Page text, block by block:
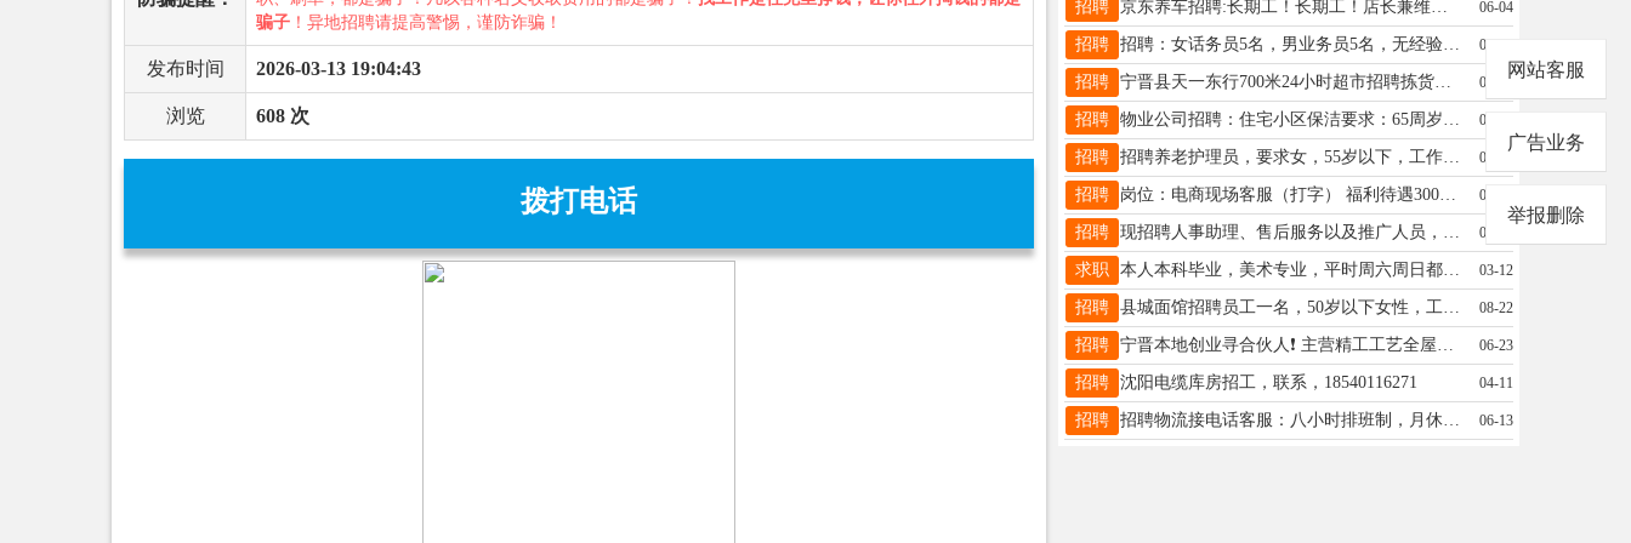
骗子 ！异地招聘请提高警惕，谨防诈骗！
发布时间 2026-03-13 19:04:43
浏览 608 次
拨打电话
招聘 京东养车招聘:长期工！长期工！店长兼维修大工1人，要求10年以上工作经验；中工2人，学徒工2人，洗美技师2人；前台1人，要求女性，沟通力能强，40岁以下。有经验者优先。联系电话:19131101519（微信同号） 06-04
招聘 招聘：女话务员5名，男业务员5名，无经验要求，月薪3500起，地点：放大科技园，电话：13103390539 03-27
招聘 宁晋县天一东行700米24小时超市招聘拣货员1名工作9个半小时有夜班经验者优先录用！每月2500公休2天18-40岁之间仅限女士长期工有责任心！不招三天两头经常请假的、临时工勿扰！ 15732976007 18231999773 01-03
招聘 物业公司招聘：住宅小区保洁要求：65周岁以内。工作时长短不影响接送孩子上学工作地址宁晋县城薪资面议。联系电话13363736552微信同号 06-01
招聘 招聘养老护理员，要求女，55岁以下，工作地址:宁晋县北河庄翟村附近村、苏家庄镇，联系电话:15103294320 07-25
招聘 岗位：电商现场客服（打字） 福利待遇3000-5000元+上班时间：白班8:00-16:30.晚班：15:30-24:00 联系微信：fanfan012788 联系电话：18830955009 07-12
招聘 现招聘人事助理、售后服务以及推广人员，要求25岁以上，大专及以上学历，个人能力突出者可放宽要求，综合薪资4000+ 电话/微信同号☎️15100993267 09-23
求职 本人本科毕业，美术专业，平时周六周日都可以，美术老师或是文职小时工兼职的可以私信我，平时在单位正常上班，每天5.30以后也有时间，周六周日全天有空17320837659 03-12
招聘 县城面馆招聘员工一名，50岁以下女性，工作轻松，上午8点半到下午1点半，联系电话13473089435 08-22
招聘 宁晋本地创业寻合伙人❗ 主营精工工艺全屋装修，工艺扎实注重口碑 诚心寻找属牛志同道合伙伴 为人踏实稳重、做事勤恳靠谱，有装修资源、人脉、资金、施工经验均可 同心协力踏实做事，长期共赢，无心闲聊非诚勿扰，宁晋本地人优先15227161273 06-23
招聘 沈阳电缆库房招工，联系，18540116271 04-11
招聘 招聘物流接电话客服：八小时排班制，月休4天 工作内容:仅处理（物流）售后问题，无销售，要求有耐心，执行力强（有无经验均可，男女不限），短期勿扰，联系15100906365 06-13
网站客服
广告业务
举报删除